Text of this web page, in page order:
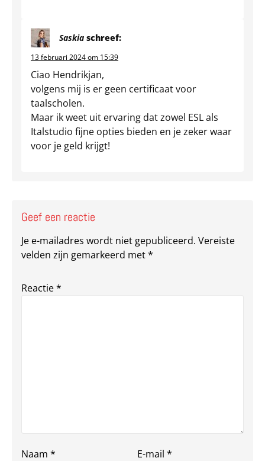
Saskia schreef:
13 februari 2024 om 15:39
Ciao Hendrikjan,
volgens mij is er geen certificaat voor
taalscholen.
Maar ik weet uit ervaring dat zowel ESL als
Italstudio fijne opties bieden en je zeker waar
voor je geld krijgt!
Geef een reactie
Je e-mailadres wordt niet gepubliceerd. Vereiste
velden zijn gemarkeerd met*
Reactie*
Naam * E-mail *